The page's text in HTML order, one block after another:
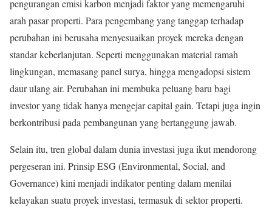
pengurangan emisi karbon menjadi faktor yang memengaruhi
arah pasar properti. Para pengembang yang tanggap terhadap
perubahan ini berusaha menyesuaikan proyek mereka dengan
standar keberlanjutan. Seperti menggunakan material ramah
lingkungan, memasang panel surya, hingga mengadopsi sistem
daur ulang air. Perubahan ini membuka peluang baru bagi
investor yang tidak hanya mengejar capital gain. Tetapi juga ingin
berkontribusi pada pembangunan yang bertanggung jawab.
Selain itu, tren global dalam dunia investasi juga ikut mendorong
pergeseran ini. Prinsip ESG (Environmental, Social, and
Governance) kini menjadi indikator penting dalam menilai
kelayakan suatu proyek investasi, termasuk di sektor properti.